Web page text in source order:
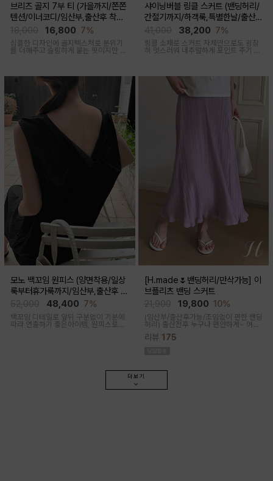
브리즈 골지 7부 티 (가을까지/쫀쫀
텐션/이너코디/임산부,출산후 착용
16,800 7%
심플한 디자인에 골지텍스처로 분위기
를 더해주고 슬림하게 붙는 핏이지만 부
샤이닝버블 링클 스커트 (밴딩허리/
간절기까지/하객룩,특별한날/출산후
38,200 7%
링클 소재로 스커트 자체만으로도 굉장
히 멋스러워 내추럴하게 포인트 주기 좋
모노 백꼬임 원피스 (양면착용/일상
룩부터휴가룩까지/임산부,출산후 가
48,400 7%
백꼬임 디테일로 앞뒤 구분없이 기분에
따라 연출하기 좋은아이템, 원피스로도,
[H.made🌷밴딩허리/만삭가능] 이
브플리츠 밴딩 스커트
19,800 10%
(임산부/출산후가능/조임없이 편한 밴딩
허리) 출산전후 누구나 편안하게~ 여성
운 플리츠 스커트
리뷰 175
더보기